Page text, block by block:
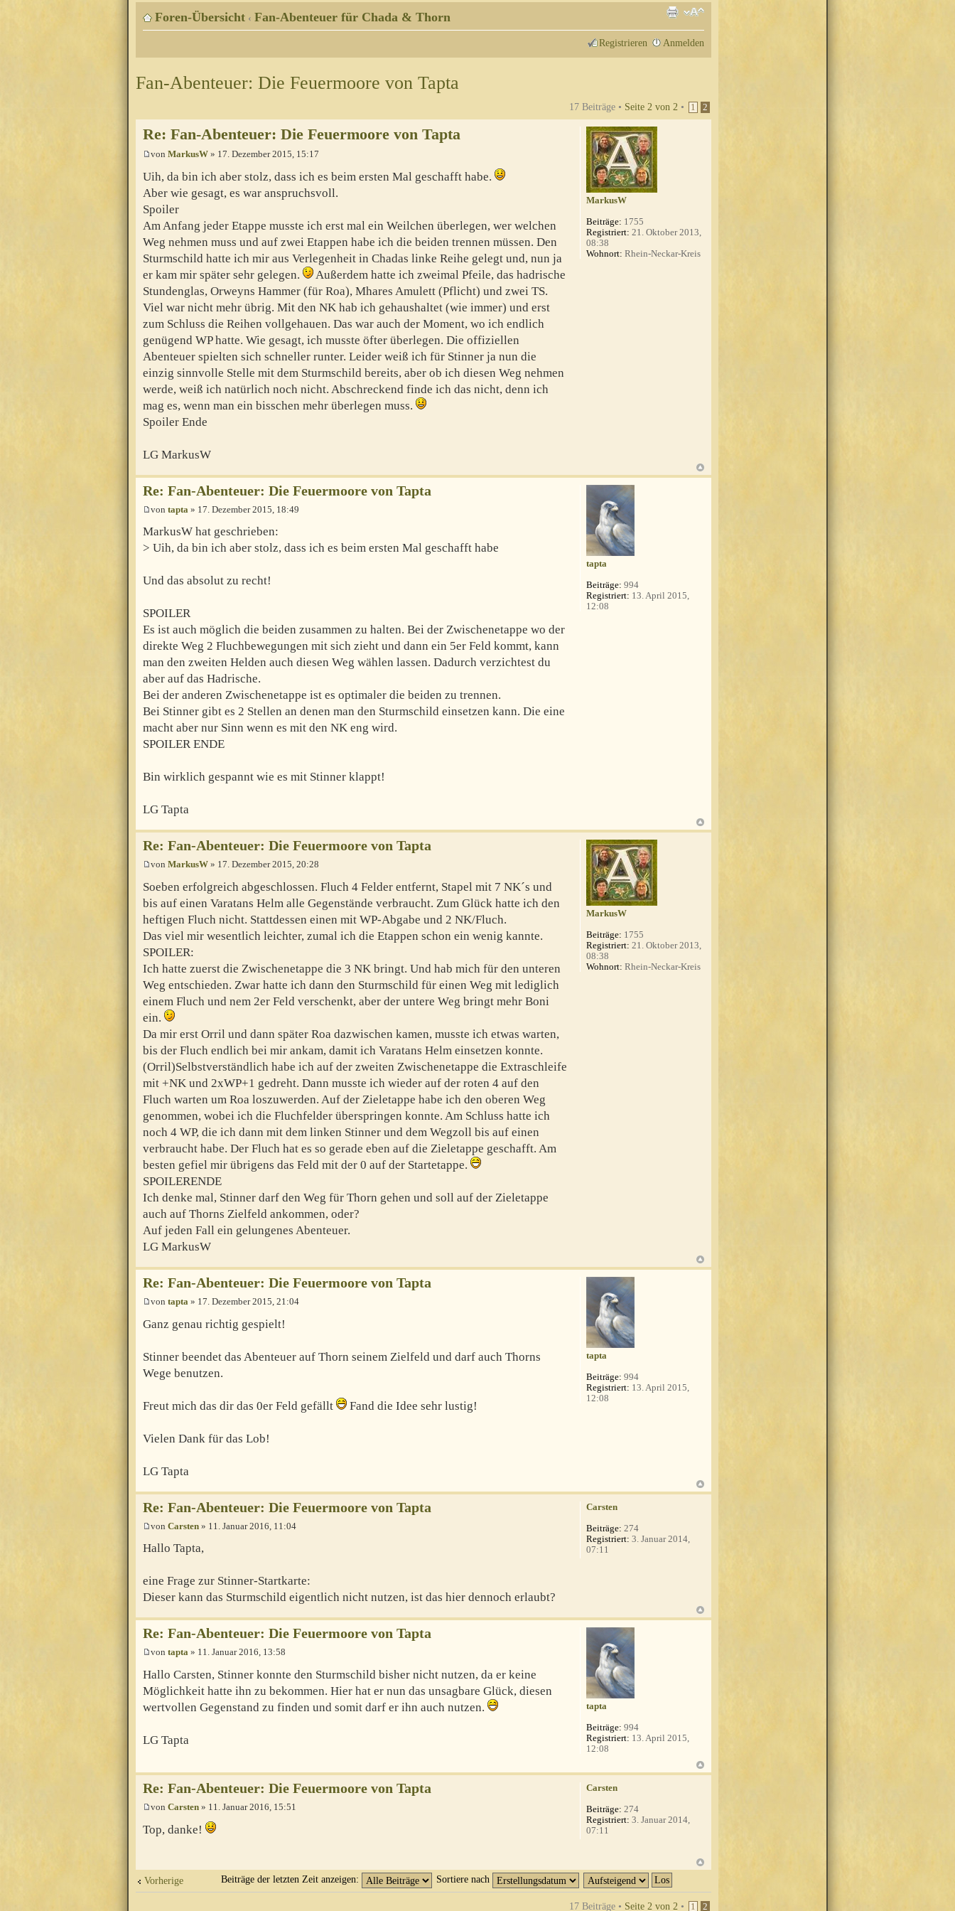
Foren-Übersicht ‹ Fan-Abenteuer für Chada & Thorn
Registrieren Anmelden
Fan-Abenteuer: Die Feuermoore von Tapta
17 Beiträge • Seite 2 von 2 • 1 2
Re: Fan-Abenteuer: Die Feuermoore von Tapta
von MarkusW » 17. Dezember 2015, 15:17
Uih, da bin ich aber stolz, dass ich es beim ersten Mal geschafft habe.
Aber wie gesagt, es war anspruchsvoll.
Spoiler
Am Anfang jeder Etappe musste ich erst mal ein Weilchen überlegen, wer welchen
Weg nehmen muss und auf zwei Etappen habe ich die beiden trennen müssen. Den
Sturmschild hatte ich mir aus Verlegenheit in Chadas linke Reihe gelegt und, nun ja
er kam mir später sehr gelegen.
Außerdem hatte ich zweimal Pfeile, das hadrische
Stundenglas, Orweyns Hammer (für Roa), Mhares Amulett (Pflicht) und zwei TS.
Viel war nicht mehr übrig. Mit den NK hab ich gehaushaltet (wie immer) und erst
zum Schluss die Reihen vollgehauen. Das war auch der Moment, wo ich endlich
genügend WP hatte. Wie gesagt, ich musste öfter überlegen. Die offiziellen
Abenteuer spielten sich schneller runter. Leider weiß ich für Stinner ja nun die
einzig sinnvolle Stelle mit dem Sturmschild bereits, aber ob ich diesen Weg nehmen
werde, weiß ich natürlich noch nicht. Abschreckend finde ich das nicht, denn ich
mag es, wenn man ein bisschen mehr überlegen muss.
Spoiler Ende
LG MarkusW
MarkusW
Beiträge: 1755
Registriert: 21. Oktober 2013,
08:38
Wohnort: Rhein-Neckar-Kreis
Re: Fan-Abenteuer: Die Feuermoore von Tapta
von tapta » 17. Dezember 2015, 18:49
MarkusW hat geschrieben:
> Uih, da bin ich aber stolz, dass ich es beim ersten Mal geschafft habe
Und das absolut zu recht!
SPOILER
Es ist auch möglich die beiden zusammen zu halten. Bei der Zwischenetappe wo der
direkte Weg 2 Fluchbewegungen mit sich zieht und dann ein 5er Feld kommt, kann
man den zweiten Helden auch diesen Weg wählen lassen. Dadurch verzichtest du
aber auf das Hadrische.
Bei der anderen Zwischenetappe ist es optimaler die beiden zu trennen.
Bei Stinner gibt es 2 Stellen an denen man den Sturmschild einsetzen kann. Die eine
macht aber nur Sinn wenn es mit den NK eng wird.
SPOILER ENDE
Bin wirklich gespannt wie es mit Stinner klappt!
LG Tapta
tapta
Beiträge: 994
Registriert: 13. April 2015,
12:08
Re: Fan-Abenteuer: Die Feuermoore von Tapta
von MarkusW » 17. Dezember 2015, 20:28
Soeben erfolgreich abgeschlossen. Fluch 4 Felder entfernt, Stapel mit 7 NK´s und
bis auf einen Varatans Helm alle Gegenstände verbraucht. Zum Glück hatte ich den
heftigen Fluch nicht. Stattdessen einen mit WP-Abgabe und 2 NK/Fluch.
Das viel mir wesentlich leichter, zumal ich die Etappen schon ein wenig kannte.
SPOILER:
Ich hatte zuerst die Zwischenetappe die 3 NK bringt. Und hab mich für den unteren
Weg entschieden. Zwar hatte ich dann den Sturmschild für einen Weg mit lediglich
einem Fluch und nem 2er Feld verschenkt, aber der untere Weg bringt mehr Boni
ein.
Da mir erst Orril und dann später Roa dazwischen kamen, musste ich etwas warten,
bis der Fluch endlich bei mir ankam, damit ich Varatans Helm einsetzen konnte.
(Orril)Selbstverständlich habe ich auf der zweiten Zwischenetappe die Extraschleife
mit +NK und 2xWP+1 gedreht. Dann musste ich wieder auf der roten 4 auf den
Fluch warten um Roa loszuwerden. Auf der Zieletappe habe ich den oberen Weg
genommen, wobei ich die Fluchfelder überspringen konnte. Am Schluss hatte ich
noch 4 WP, die ich dann mit dem linken Stinner und dem Wegzoll bis auf einen
verbraucht habe. Der Fluch hat es so gerade eben auf die Zieletappe geschafft. Am
besten gefiel mir übrigens das Feld mit der 0 auf der Startetappe.
SPOILERENDE
Ich denke mal, Stinner darf den Weg für Thorn gehen und soll auf der Zieletappe
auch auf Thorns Zielfeld ankommen, oder?
Auf jeden Fall ein gelungenes Abenteuer.
LG MarkusW
MarkusW
Beiträge: 1755
Registriert: 21. Oktober 2013,
08:38
Wohnort: Rhein-Neckar-Kreis
Re: Fan-Abenteuer: Die Feuermoore von Tapta
von tapta » 17. Dezember 2015, 21:04
Ganz genau richtig gespielt!
Stinner beendet das Abenteuer auf Thorn seinem Zielfeld und darf auch Thorns
Wege benutzen.
Freut mich das dir das 0er Feld gefällt Fand die Idee sehr lustig!
Vielen Dank für das Lob!
LG Tapta
tapta
Beiträge: 994
Registriert: 13. April 2015,
12:08
Re: Fan-Abenteuer: Die Feuermoore von Tapta
von Carsten » 11. Januar 2016, 11:04
Hallo Tapta,
eine Frage zur Stinner-Startkarte:
Dieser kann das Sturmschild eigentlich nicht nutzen, ist das hier dennoch erlaubt?
Carsten
Beiträge: 274
Registriert: 3. Januar 2014,
07:11
Re: Fan-Abenteuer: Die Feuermoore von Tapta
von tapta » 11. Januar 2016, 13:58
Hallo Carsten, Stinner konnte den Sturmschild bisher nicht nutzen, da er keine
Möglichkeit hatte ihn zu bekommen. Hier hat er nun das unsagbare Glück, diesen
wertvollen Gegenstand zu finden und somit darf er ihn auch nutzen.
LG Tapta
tapta
Beiträge: 994
Registriert: 13. April 2015,
12:08
Re: Fan-Abenteuer: Die Feuermoore von Tapta
von Carsten » 11. Januar 2016, 15:51
Top, danke!
Carsten
Beiträge: 274
Registriert: 3. Januar 2014,
07:11
Vorherige Beiträge der letzten Zeit anzeigen: Sortiere nach
17 Beiträge • Seite 2 von 2 • 1 2